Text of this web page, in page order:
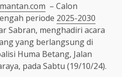
– Calon
periode 2025-2030
Sabran, menghadiri acara
yang berlangsung di
Huma Betang, Jalan
pada Sabtu (19/10/24).